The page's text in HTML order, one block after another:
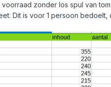
voorraad zonder los spul van
Dit is voor 1 persoon